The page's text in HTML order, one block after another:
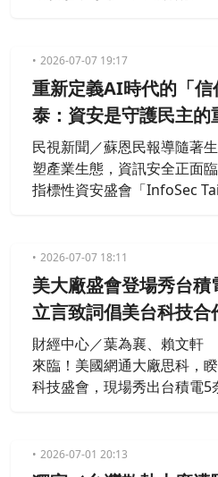
u）也證實內部系統遭惡意程
路預約及多項核心業務全面
務亦受到波及。
2026-07-07 19:17
重新定義AI時代的「
泰：資安是守護民主的
民視新聞／蘇恩民報導隨著
塑產業生態，資訊安全正面
指標性資安盛會「InfoSec
官學研專家，共同探討AI時
安防護體系。行政院長卓榮
安已不只是技術議題，更是
2026-07-07 18:11
美大廠盛會登場秀台
立言致詞倡美台科技合
財經中心／葉為襄、賴文軒
來臨！美國網通大廠思科，
科技盛會，現場秀出台積電5
作。
2026-07-01 20:13